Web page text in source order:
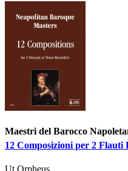
Maestri del Barocco
12 Composizioni per 2 Flauti